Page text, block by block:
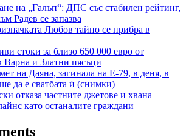
на „Галъп“: ДПС със стабилен рейтинг,
Радев се запазва
Любов тайно се прибра в
стоки за близо 650 000 евро от
Варна и Златни пясъци
на Даяна, загинала на Е-79, в деня, в
да е сватбата ѝ (снимки)
отказа частните джетове и хвана
като останалите граждани